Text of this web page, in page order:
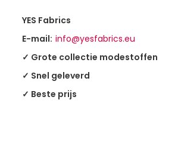
YES Fabrics
E-mail: info@yesfabrics.eu
✓ Grote collectie modestoffen
✓ Snel geleverd
✓ Beste prijs